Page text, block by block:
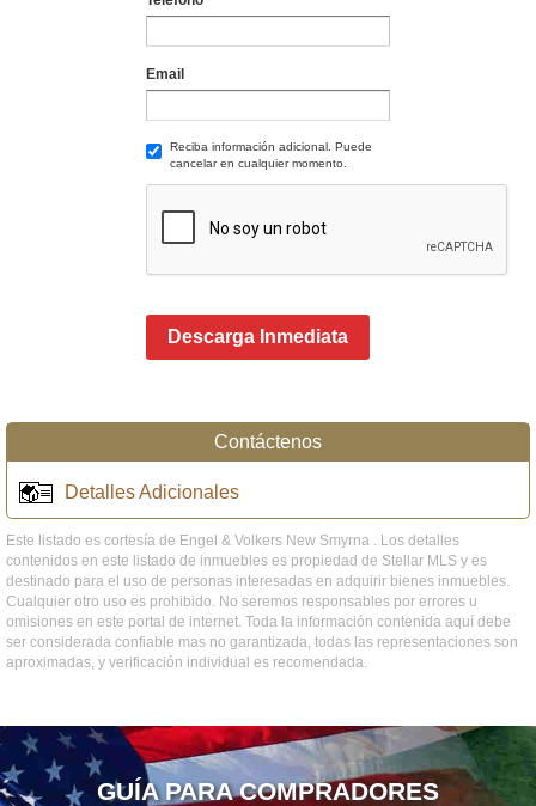
Email
Reciba información adicional. Puede
cancelar en cualquier momento.
Descarga Inmediata
Contáctenos
Detalles Adicionales
Este listado es cortesía de Engel & Volkers New Smyrna . Los detalles
contenidos en este listado de inmuebles es propiedad de Stellar MLS y es
destinado para el uso de personas interesadas en adquirir bienes inmuebles.
Cualquier otro uso es prohibido. No seremos responsables por errores u
omisiones en este portal de internet. Toda la información contenida aquí debe
ser considerada confiable mas no garantizada, todas las representaciones son
aproximadas, y verificación individual es recomendada.
GUÍA PARA COMPRADORES